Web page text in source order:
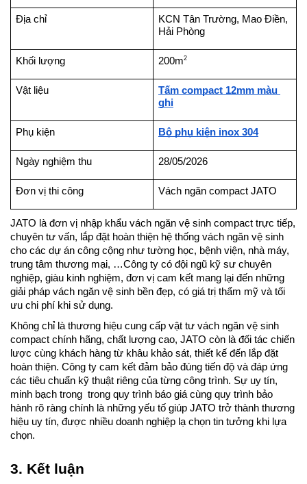
Địa chỉ
KCN Tân Trường, Mao Điền,
Hải Phòng
Khối lượng 200m2
Vật liệu
Tấm compact 12mm màu
ghi
Phụ kiện Bộ phụ kiện inox 304
Ngày nghiệm thu 28/05/2026
Đơn vị thi công Vách ngăn compact JATO
JATO là đơn vị nhập khẩu vách ngăn vệ sinh compact trực tiếp,
chuyên tư vấn, lắp đặt hoàn thiện hệ thống vách ngăn vệ sinh
cho các dự án công cộng như tường học, bệnh viện, nhà máy,
trung tâm thương mại, …Công ty có đội ngũ kỹ sư chuyên
nghiệp, giàu kinh nghiệm, đơn vị cam kết mang lại đến những
giải pháp vách ngăn vệ sinh bền đẹp, có giá trị thẩm mỹ và tối
ưu chi phí khi sử dụng.
Không chỉ là thương hiệu cung cấp vật tư vách ngăn vệ sinh
compact chính hãng, chất lượng cao, JATO còn là đối tác chiến
lược cùng khách hàng từ khâu khảo sát, thiết kế đến lắp đặt
hoàn thiện. Công ty cam kết đảm bảo đúng tiến độ và đáp ứng
các tiêu chuẩn kỹ thuật riêng của từng công trình. Sự uy tín,
minh bạch trong  trong quy trình báo giá cùng quy trình bảo
hành rõ ràng chính là những yếu tố giúp JATO trở thành thương
hiệu uy tín, được nhiều doanh nghiệp lạ chọn tin tưởng khi lựa
chọn.
3. Kết luận